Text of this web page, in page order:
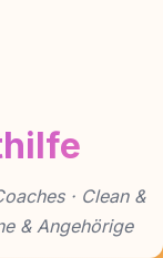
· Clean &
& Angehörige